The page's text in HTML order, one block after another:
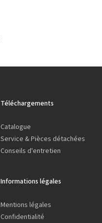
Téléchargements
Catalogue
Service & Pièces détachées
Conseils d'entretien
Informations légales
Mentions légales
Confidentialité